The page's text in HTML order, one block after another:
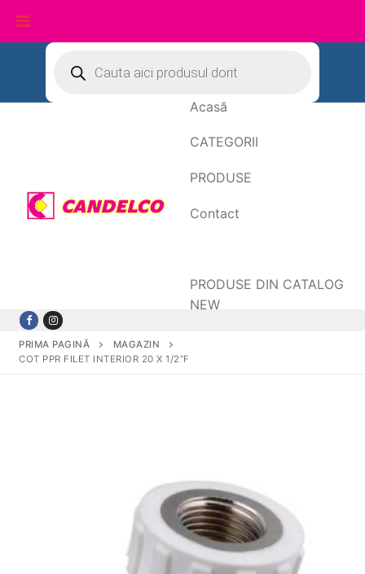
conținut
search
Acasă
CATEGORII
PRODUSE
Contact
PRODUSE DIN CATALOG
NEW
PRIMA PAGINĂ
MAGAZIN
COT PPR FILET INTERIOR 20 X 1/2”F